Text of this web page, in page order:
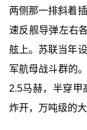
两侧那一排斜着
速反舰导弹左右
舷上。苏联当年
军航母战斗群的
2.5马赫，半穿甲
炸开，万吨级的